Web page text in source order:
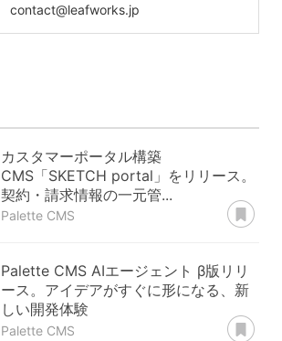
contact@leafworks.jp
カスタマーポータル構築
CMS「SKETCH portal」をリリース。
契約・請求情報の一元管...
Palette CMS
Palette CMS AIエージェント β版リリ
ース。アイデアがすぐに形になる、新
しい開発体験
Palette CMS